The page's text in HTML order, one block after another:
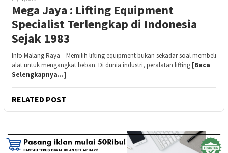
Mega Jaya : Lifting Equipment
Specialist Terlengkap di Indonesia
Sejak 1983
Info Malang Raya – Memilih lifting equipment bukan sekadar soal membeli
alat untuk mengangkat beban. Di dunia industri, peralatan lifting [Baca
Selengkapnya…]
RELATED POST